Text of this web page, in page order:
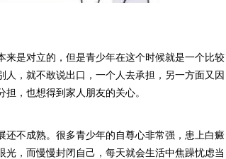
是对立的，但是青少年在这个时候就是一个比较
，就不敢说出口，一个人去承担，另一方面又因
，也想得到家人朋友的关心。
不成熟。很多青少年的自尊心非常强，患上白癜
，而慢慢封闭自己，每天就会生活中焦躁忧虑当